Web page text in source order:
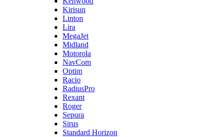
Kirisun
Linton
Lira
MegaJet
Midland
Motorola
NavCom
Optim
Racio
RadiusPro
Rexant
Roger
Sepura
Sirus
Standard Horizon